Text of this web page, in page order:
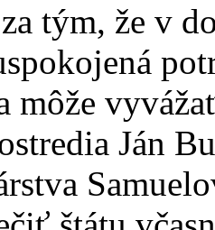
tým, že v
môže
Ján